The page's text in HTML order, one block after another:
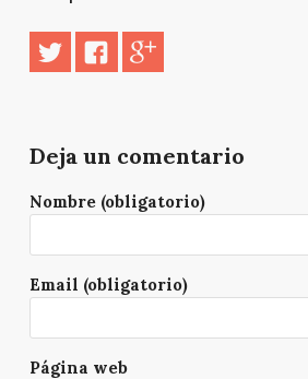
Deja un comentario
Nombre (obligatorio)
Email (obligatorio)
Página web